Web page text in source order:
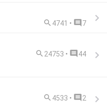
 4741 •  7
 24753 •  44
 4533 •  2